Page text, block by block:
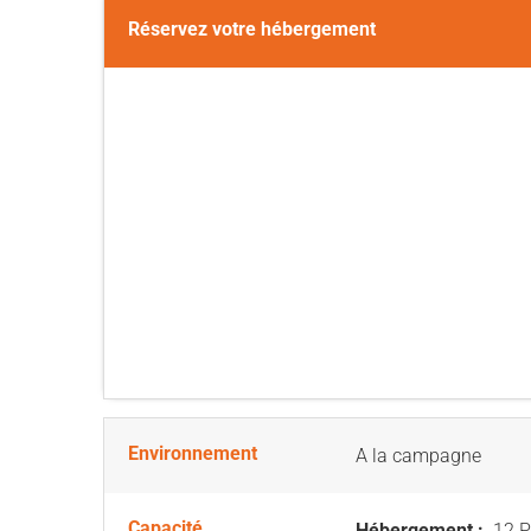
Réservez votre hébergement
Environnement A la campagne